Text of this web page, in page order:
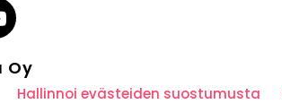
Oy
Hallinnoi evästeiden suostumusta